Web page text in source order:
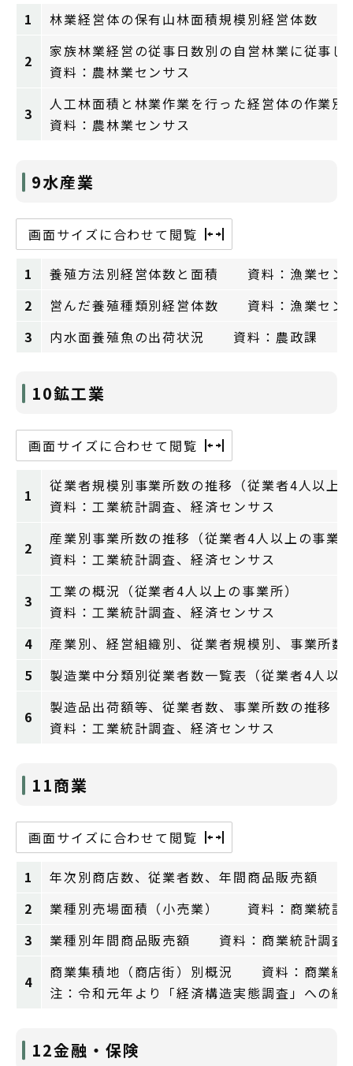
1 林業経営体の保有山林面積規模別経営体数
2
家族林業経営の従事日数別の自営林業に従事し
資料：農林業センサス
3
人工林面積と林業作業を行った経営体の作業別
資料：農林業センサス
9水産業
画面サイズに合わせて閲覧
1
養殖方法別経営体数と面積 資料：漁業セン
2
営んだ養殖種類別経営体数 資料：漁業セン
3
内水面養殖魚の出荷状況 資料：農政課
10鉱工業
画面サイズに合わせて閲覧
1
従業者規模別事業所数の推移（従業者4人以上
資料：工業統計調査、経済センサス
2
産業別事業所数の推移（従業者4人以上の事業
資料：工業統計調査、経済センサス
3
工業の概況（従業者4人以上の事業所）
資料：工業統計調査、経済センサス
4
産業別、経営組織別、従業者規模別、事業
5
製造業中分類別従業者数一覧表（従業者4人
6
製造品出荷額等、従業者数、事業所数の推移
資料：工業統計調査、経済センサス
11商業
画面サイズに合わせて閲覧
1
年次別商店数、従業者数、年間商品販売額
2
業種別売場面積（小売業） 資料：商業統計
3
業種別年間商品販売額 資料：商業統計調査
4
商業集積地（商店街）別概況 資料：商業統
注：令和元年より「経済構造実態調査」への
12金融・保険